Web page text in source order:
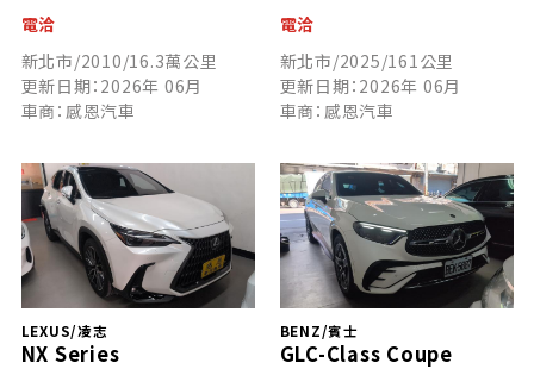
電洽
新北市/2010/16.3萬公里
更新日期：2026年 06月
車商：感恩汽車
電洽
新北市/2025/161公里
更新日期：2026年 06月
車商：感恩汽車
LEXUS/凌志
NX Series
BENZ/賓士
GLC-Class Coupe